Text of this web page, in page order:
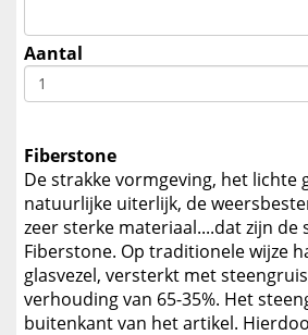
Aantal
Fiberstone
De strakke vormgeving, het lichte
natuurlijke uiterlijk, de
zeer sterke materiaal....dat zijn de
Fiberstone. Op traditionele wijze
glasvezel, versterkt met
verhouding van 65-35%. Het
buitenkant van het artikel.